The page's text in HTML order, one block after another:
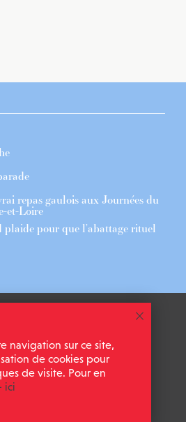
repas gaulois aux Journées du
et-Loire
pour que l’abattage rituel
LÉGALES
navigation sur ce site,
de cookies pour
de visite. Pour en
ici